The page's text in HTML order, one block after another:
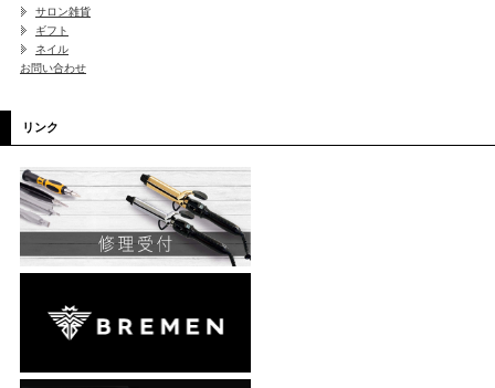
サロン雑貨
ギフト
ネイル
お問い合わせ
リンク